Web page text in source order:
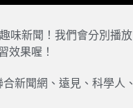
味新聞！我們會分別播放
效果喔！
新聞網、遠見、科學人、